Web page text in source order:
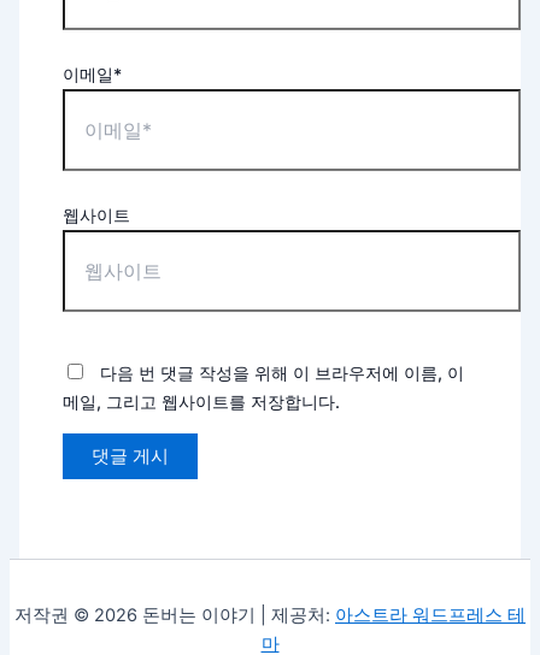
이메일*
웹사이트
다음 번 댓글 작성을 위해 이 브라우저에 이름, 이
메일, 그리고 웹사이트를 저장합니다.
저작권 © 2026 돈버는 이야기 | 제공처: 아스트라 워드프레스 테
마